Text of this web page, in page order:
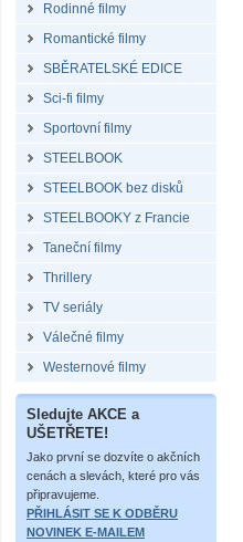
Rodinné filmy
Romantické filmy
SBĚRATELSKÉ EDICE
Sci-fi filmy
Sportovní filmy
STEELBOOK
STEELBOOK bez disků
STEELBOOKY z Francie
Taneční filmy
Thrillery
TV seriály
Válečné filmy
Westernové filmy
Sledujte AKCE a
UŠETŘETE!
Jako první se dozvíte o akčních
cenách a slevách, které pro vás
připravujeme.
PŘIHLÁSIT SE K ODBĚRU
NOVINEK E-MAILEM